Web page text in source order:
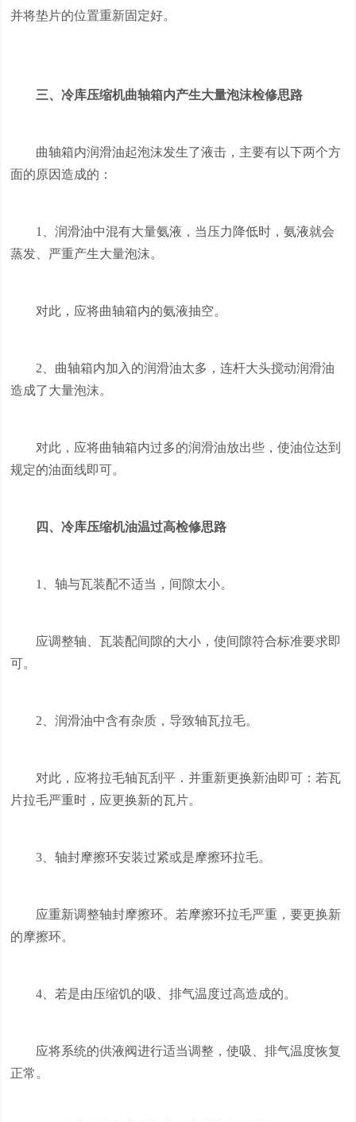
并将垫片的位置重新固定好。
三、冷库压缩机曲轴箱内产生大量泡沫检修思路
曲轴箱内润滑油起泡沫发生了液击，主要有以下两个方
面的原因造成的：
1、润滑油中混有大量氨液，当压力降低时，氨液就会
蒸发、严重产生大量泡沫。
对此，应将曲轴箱内的氨液抽空。
2、曲轴箱内加入的润滑油太多，连杆大头搅动润滑油
造成了大量泡沫。
对此，应将曲轴箱内过多的润滑油放出些，使油位达到
规定的油面线即可。
四、冷库压缩机油温过高检修思路
1、轴与瓦装配不适当，间隙太小。
应调整轴、瓦装配间隙的大小，使间隙符合标准要求即
可。
2、润滑油中含有杂质，导致轴瓦拉毛。
对此，应将拉毛轴瓦刮平．并重新更换新油即可：若瓦
片拉毛严重时，应更换新的瓦片。
3、轴封摩擦环安装过紧或是摩擦环拉毛。
应重新调整轴封摩擦环。若摩擦环拉毛严重，要更换新
的摩擦环。
4、若是由压缩饥的吸、排气温度过高造成的。
应将系统的供液阀进行适当调整，使吸、排气温度恢复
正常。